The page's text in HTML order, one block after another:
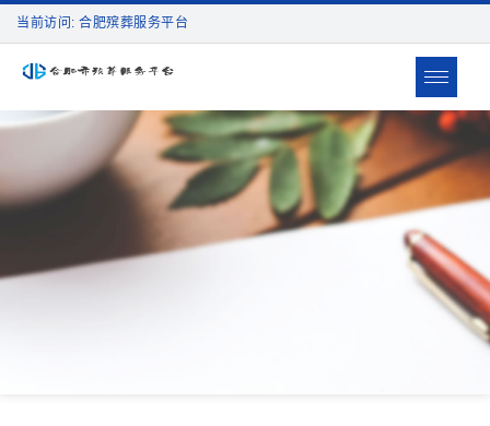
当前访问: 合肥殡葬服务平台
Toggle